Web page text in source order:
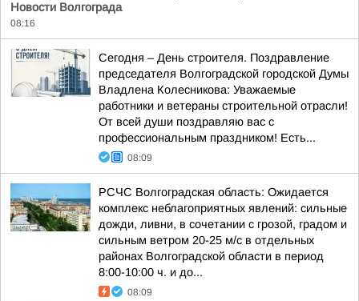
Новости Волгограда
08:16
Сегодня – День строителя. Поздравление
председателя Волгоградской городской Думы
Владлена Колесникова: Уважаемые
работники и ветераны строительной отрасли!
От всей души поздравляю вас с
профессиональным праздником! Есть...
08:09
РСЧС Волгоградская область: Ожидается
комплекс неблагоприятных явлений: сильные
дожди, ливни, в сочетании с грозой, градом и
сильным ветром 20-25 м/с в отдельных
районах Волгоградской области в период
8:00-10:00 ч. и до...
08:09